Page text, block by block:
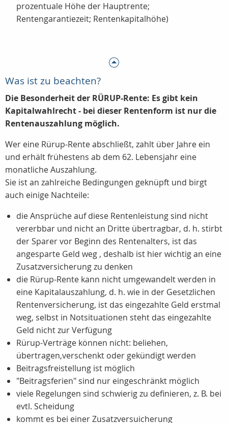
prozentuale Höhe der Hauptrente;
Rentengarantiezeit; Rentenkapitalhöhe)
Was ist zu beachten?
Die Besonderheit der RÜRUP-Rente: Es gibt kein
Kapitalwahlrecht - bei dieser Rentenform ist nur die
Rentenauszahlung möglich.
Wer eine Rürup-Rente abschließt, zahlt über Jahre ein
und erhält frühestens ab dem 62. Lebensjahr eine
monatliche Auszahlung.
Sie ist an zahlreiche Bedingungen geknüpft und birgt
auch einige Nachteile:
die Ansprüche auf diese Rentenleistung sind nicht
vererbbar und nicht an Dritte übertragbar, d. h. stirbt
der Sparer vor Beginn des Rentenalters, ist das
angesparte Geld weg , deshalb ist hier wichtig an eine
Zusatzversicherung zu denken
die Rürup-Rente kann nicht umgewandelt werden in
eine Kapitalauszahlung, d. h. wie in der Gesetzlichen
Rentenversicherung, ist das eingezahlte Geld erstmal
weg, selbst in Notsituationen steht das eingezahlte
Geld nicht zur Verfügung
Rürup-Verträge können nicht: beliehen,
übertragen,verschenkt oder gekündigt werden
Beitragsfreistellung ist möglich
"Beitragsferien" sind nur eingeschränkt möglich
viele Regelungen sind schwierig zu definieren, z. B. bei
evtl. Scheidung
kommt es bei einer Zusatzversuicherung